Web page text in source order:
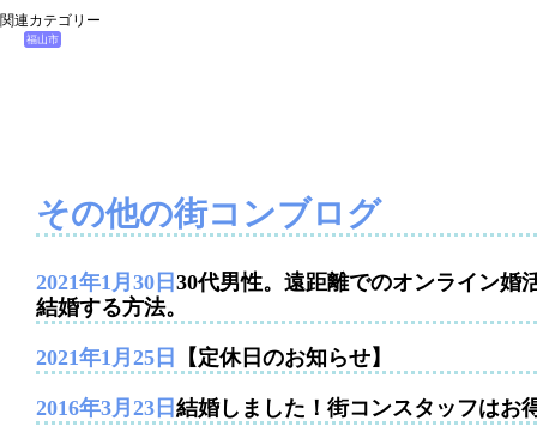
関連カテゴリー
福山市
その他の街コンブログ
2021年1月30日 30代男性。遠距離でのオンライン婚
結婚する方法。
2021年1月25日 【定休日のお知らせ】
2016年3月23日 結婚しました！街コンスタッフはお